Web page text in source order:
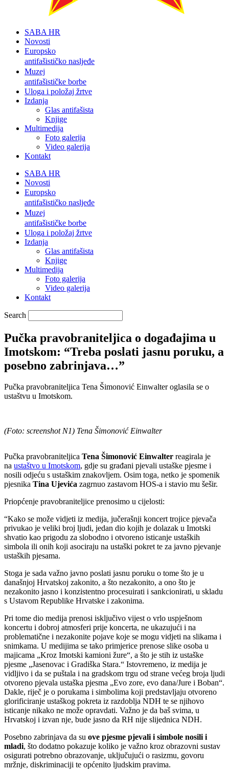
SABA HR
Novosti
Europsko
antifašističko nasljeđe
Muzej
antifašističke borbe
Uloga i položaj žrtve
Izdanja
Glas antifašista
Knjige
Multimedija
Foto galerija
Video galerija
Kontakt
SABA HR
Novosti
Europsko
antifašističko nasljeđe
Muzej
antifašističke borbe
Uloga i položaj žrtve
Izdanja
Glas antifašista
Knjige
Multimedija
Foto galerija
Video galerija
Kontakt
Search
Pučka pravobraniteljica o događajima u
Imotskom: “Treba poslati jasnu poruku, a
posebno zabrinjava…”
Pučka pravobraniteljica Tena Šimonović Einwalter oglasila se o
ustaštvu u Imotskom.
(Foto: screenshot N1) Tena Šimonović Einwalter
Pučka pravobraniteljica Tena Šimonović Einwalter reagirala je
na ustaštvo u Imotskom, gdje su građani pjevali ustaške pjesme i
nosili odjeću s ustaškim znakovljem. Osim toga, netko je spomenik
pjesnika Tina Ujevića zagrnuo zastavom HOS-a i stavio mu šešir.
Priopćenje pravobraniteljice prenosimo u cijelosti:
“Kako se može vidjeti iz medija, jučerašnji koncert trojice pjevača
privukao je veliki broj ljudi, jedan dio kojih je dolazak u Imotski
shvatio kao prigodu za slobodno i otvoreno isticanje ustaških
simbola ili onih koji asociraju na ustaški pokret te za javno pjevanje
ustaških pjesama.
Stoga je sada važno javno poslati jasnu poruku o tome što je u
današnjoj Hrvatskoj zakonito, a što nezakonito, a ono što je
nezakonito jasno i konzistentno procesuirati i sankcionirati, u skladu
s Ustavom Republike Hrvatske i zakonima.
Pri tome dio medija prenosi isključivo vijest o vrlo uspješnom
koncertu i dobroj atmosferi prije koncerta, ne ukazujući i na
problematične i nezakonite pojave koje se mogu vidjeti na slikama i
snimkama. U medijima se tako primjerice prenose slike osoba u
majicama „Kroz Imotski kamioni žure“, a što je stih iz ustaške
pjesme „Jasenovac i Gradiška Stara.“ Istovremeno, iz medija je
vidljivo i da se puštala i na gradskom trgu od strane većeg broja ljudi
otvoreno pjevala ustaška pjesma „Evo zore, evo dana/Jure i Boban“.
Dakle, riječ je o porukama i simbolima koji predstavljaju otvoreno
glorificiranje ustaškog pokreta iz razdoblja NDH te se njihovo
isticanje nikako ne može opravdati. Važno je da baš svima, u
Hrvatskoj i izvan nje, bude jasno da RH nije slijednica NDH.
Posebno zabrinjava da su ove pjesme pjevali i simbole nosili i
mladi, što dodatno pokazuje koliko je važno kroz obrazovni sustav
osigurati potrebno obrazovanje, uključujući o rasizmu, govoru
mržnje, diskriminaciji te općenito ljudskim pravima.